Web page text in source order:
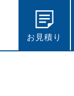
お見積り